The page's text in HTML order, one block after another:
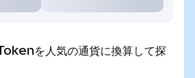
を人気の通貨に換算して探